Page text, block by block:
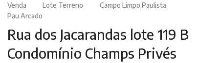
Venda Lote Terreno
Campo Limpo Paulista
Pau Arcado
Rua dos Jacarandas lote 119 B
Condomínio Champs Privés